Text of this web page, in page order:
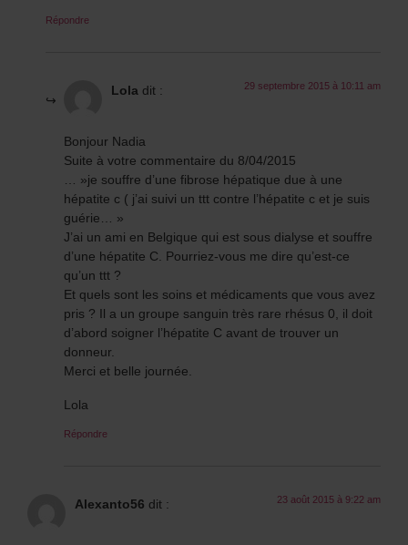
Répondre
Lola dit : 29 septembre 2015 à 10:11 am
Bonjour Nadia
Suite à votre commentaire du 8/04/2015
… »je souffre d’une fibrose hépatique due à une
hépatite c ( j’ai suivi un ttt contre l’hépatite c et je suis
guérie… »
J’ai un ami en Belgique qui est sous dialyse et souffre
d’une hépatite C. Pourriez-vous me dire qu’est-ce
qu’un ttt ?
Et quels sont les soins et médicaments que vous avez
pris ? Il a un groupe sanguin très rare rhésus 0, il doit
d’abord soigner l’hépatite C avant de trouver un
donneur.
Merci et belle journée.
Lola
Répondre
Alexanto56 dit : 23 août 2015 à 9:22 am